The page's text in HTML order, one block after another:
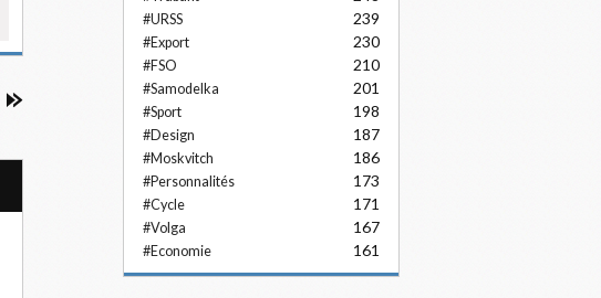
#URSS 239
#Export 230
#FSO 210
#Samodelka 201
#Sport 198
#Design 187
#Moskvitch 186
#Personnalités 173
#Cycle 171
#Volga 167
#Economie 161